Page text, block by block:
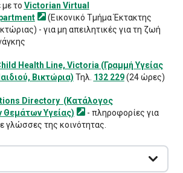
το Victorian Virtual
(Εικονικό Τμήμα Έκτακτης
- για μη απειλητικές για τη ζωή
Health Line, Victoria (Γραμμή Υγείας
Βικτώρια) Τηλ. 132 229(24 ώρες)
Directory (Κατάλογος
Θεμάτων Υγείας)
- πληροφορίες για
γλώσσες της κοινότητας.